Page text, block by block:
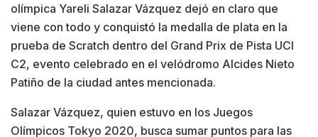
olímpica Yareli Salazar Vázquez dejó en claro que
viene con todo y conquistó la medalla de plata en la
prueba de Scratch dentro del Grand Prix de Pista UCI
C2, evento celebrado en el velódromo Alcides Nieto
Patiño de la ciudad antes mencionada.
Salazar Vázquez, quien estuvo en los Juegos
Olímpicos Tokyo 2020, busca sumar puntos para las